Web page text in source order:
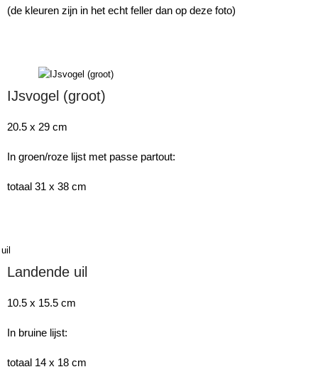
(de kleuren zijn in het echt feller dan op deze foto)
IJsvogel (groot)
20.5 x 29 cm
In groen/roze lijst met passe partout:
totaal 31 x 38 cm
Landende uil
10.5 x 15.5 cm
In bruine lijst:
totaal 14 x 18 cm